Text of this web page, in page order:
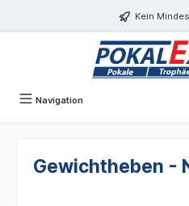
Kein
Navigation
Gewichtheben -